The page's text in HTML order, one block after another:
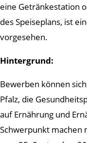
eine Getränkestation
des Speiseplans, ist
vorgesehen.
Hintergrund:
Bewerben können
Pfalz, die
auf Ernährung und
Schwerpunkt machen